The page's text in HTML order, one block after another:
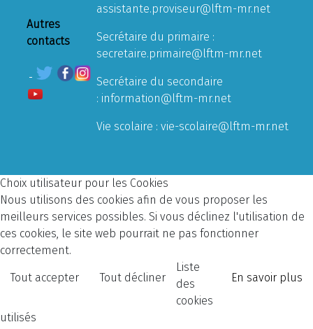
Autres
contacts
assistante.proviseur@lftm-mr.net
Secrétaire du primaire :
secretaire.primaire@lftm-mr.net
Secrétaire du secondaire
: information@lftm-mr.net
Vie scolaire : vie-scolaire@lftm-mr.net
Choix utilisateur pour les Cookies
Nous utilisons des cookies afin de vous proposer les
meilleurs services possibles. Si vous déclinez l'utilisation de
ces cookies, le site web pourrait ne pas fonctionner
correctement.
Tout accepter Tout décliner En savoir plus
Liste
des
cookies
utilisés